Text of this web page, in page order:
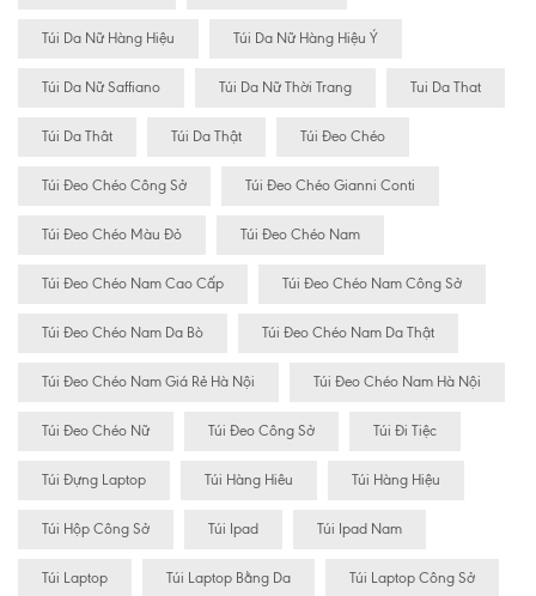
Túi Da Nữ Hàng Hiệu Túi Da Nữ Hàng Hiệu Ý
Túi Da Nữ Saffiano Túi Da Nữ Thời Trang Tui Da That
Túi Da Thât Túi Da Thật Túi Đeo Chéo
Túi Đeo Chéo Công Sở Túi Đeo Chéo Gianni Conti
Túi Đeo Chéo Màu Đỏ Túi Đeo Chéo Nam
Túi Đeo Chéo Nam Cao Cấp Túi Đeo Chéo Nam Công Sở
Túi Đeo Chéo Nam Da Bò Túi Đeo Chéo Nam Da Thật
Túi Đeo Chéo Nam Giá Rẻ Hà Nội Túi Đeo Chéo Nam Hà Nội
Túi Đeo Chéo Nữ Túi Đeo Công Sở Túi Đi Tiệc
Túi Đựng Laptop Túi Hàng Hiêu Túi Hàng Hiệu
Túi Hộp Công Sở Túi Ipad Túi Ipad Nam
Túi Laptop Túi Laptop Bằng Da Túi Laptop Công Sở